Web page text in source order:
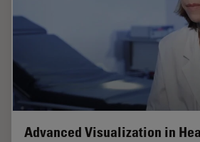
Advanced Visualization in